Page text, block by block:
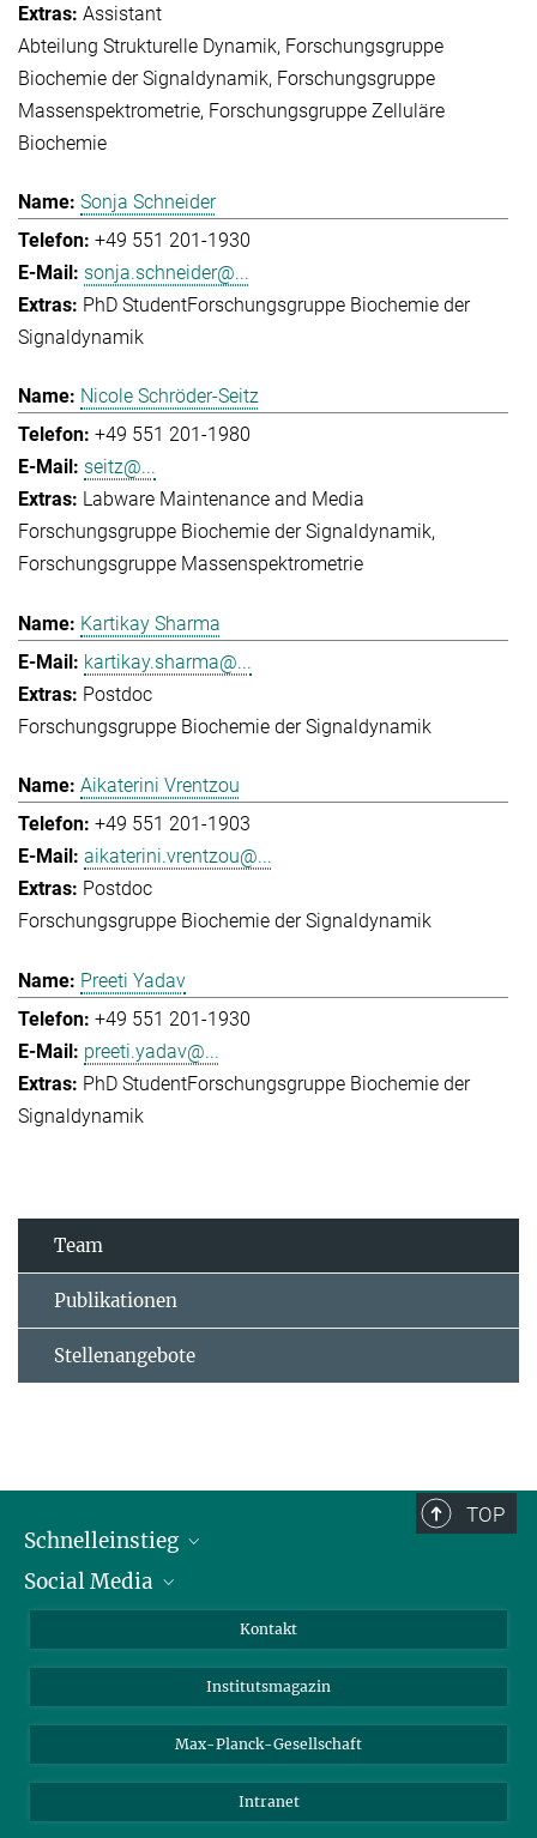
Assistant
Abteilung Strukturelle Dynamik Forschungsgruppe
Biochemie der Signaldynamik Forschungsgruppe
Massenspektrometrie Forschungsgruppe Zelluläre
Biochemie
Sonja Schneider
+49 551 201-1930
sonja.schneider@...
PhD StudentForschungsgruppe Biochemie der
Signaldynamik
Nicole Schröder-Seitz
+49 551 201-1980
seitz@...
Labware Maintenance and Media
Forschungsgruppe Biochemie der Signaldynamik
Forschungsgruppe Massenspektrometrie
Kartikay Sharma
kartikay.sharma@...
Postdoc
Forschungsgruppe Biochemie der Signaldynamik
Aikaterini Vrentzou
+49 551 201-1903
aikaterini.vrentzou@...
Postdoc
Forschungsgruppe Biochemie der Signaldynamik
Preeti Yadav
+49 551 201-1930
preeti.yadav@...
PhD StudentForschungsgruppe Biochemie der
Signaldynamik
Team
Publikationen
Stellenangebote
TOP
Schnelleinstieg
Alumni
Schulen
Studierende
Social Media
Facebook
YouTube
Kontakt
Institutsmagazin
Max-Planck-Gesellschaft
Intranet